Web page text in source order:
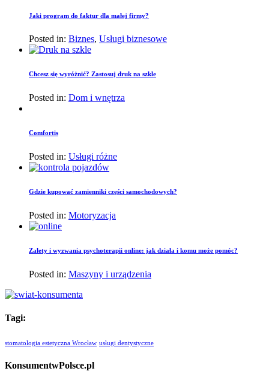
Jaki program do faktur dla małej firmy?
Posted in: Biznes, Usługi biznesowe
Chcesz się wyróżnić? Zastosuj druk na szkle
Posted in: Dom i wnętrza
Comfortis
Posted in: Usługi różne
Gdzie kupować zamienniki części samochodowych?
Posted in: Motoryzacja
Zalety i wyzwania psychoterapii online: jak działa i komu może pomóc?
Posted in: Maszyny i urządzenia
Tagi:
stomatologia estetyczna Wrocław usługi dentystyczne
KonsumentwPolsce.pl